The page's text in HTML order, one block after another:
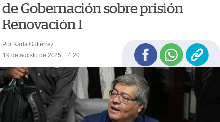
de Gobernación sobre prisión
Renovación I
Por Karla Gutiérrez
19 de agosto de 2025, 14:20